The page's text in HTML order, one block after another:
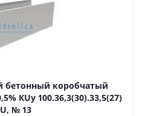
бетонный коробчатый
КUу 100.36,3(30).33,5(27)
№ 13